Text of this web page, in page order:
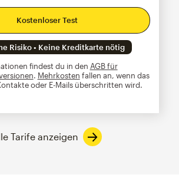
Kostenloser Test
Risiko • Keine Kreditkarte nötig
findest du in den AGB für
. Mehrkosten fallen an, wenn das
oder E-Mails überschritten wird.
Tarife anzeigen